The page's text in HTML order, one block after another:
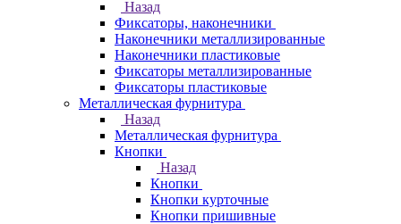
Назад
Фиксаторы, наконечники
Наконечники металлизированные
Наконечники пластиковые
Фиксаторы металлизированные
Фиксаторы пластиковые
Металлическая фурнитура
Назад
Металлическая фурнитура
Кнопки
Назад
Кнопки
Кнопки курточные
Кнопки пришивные